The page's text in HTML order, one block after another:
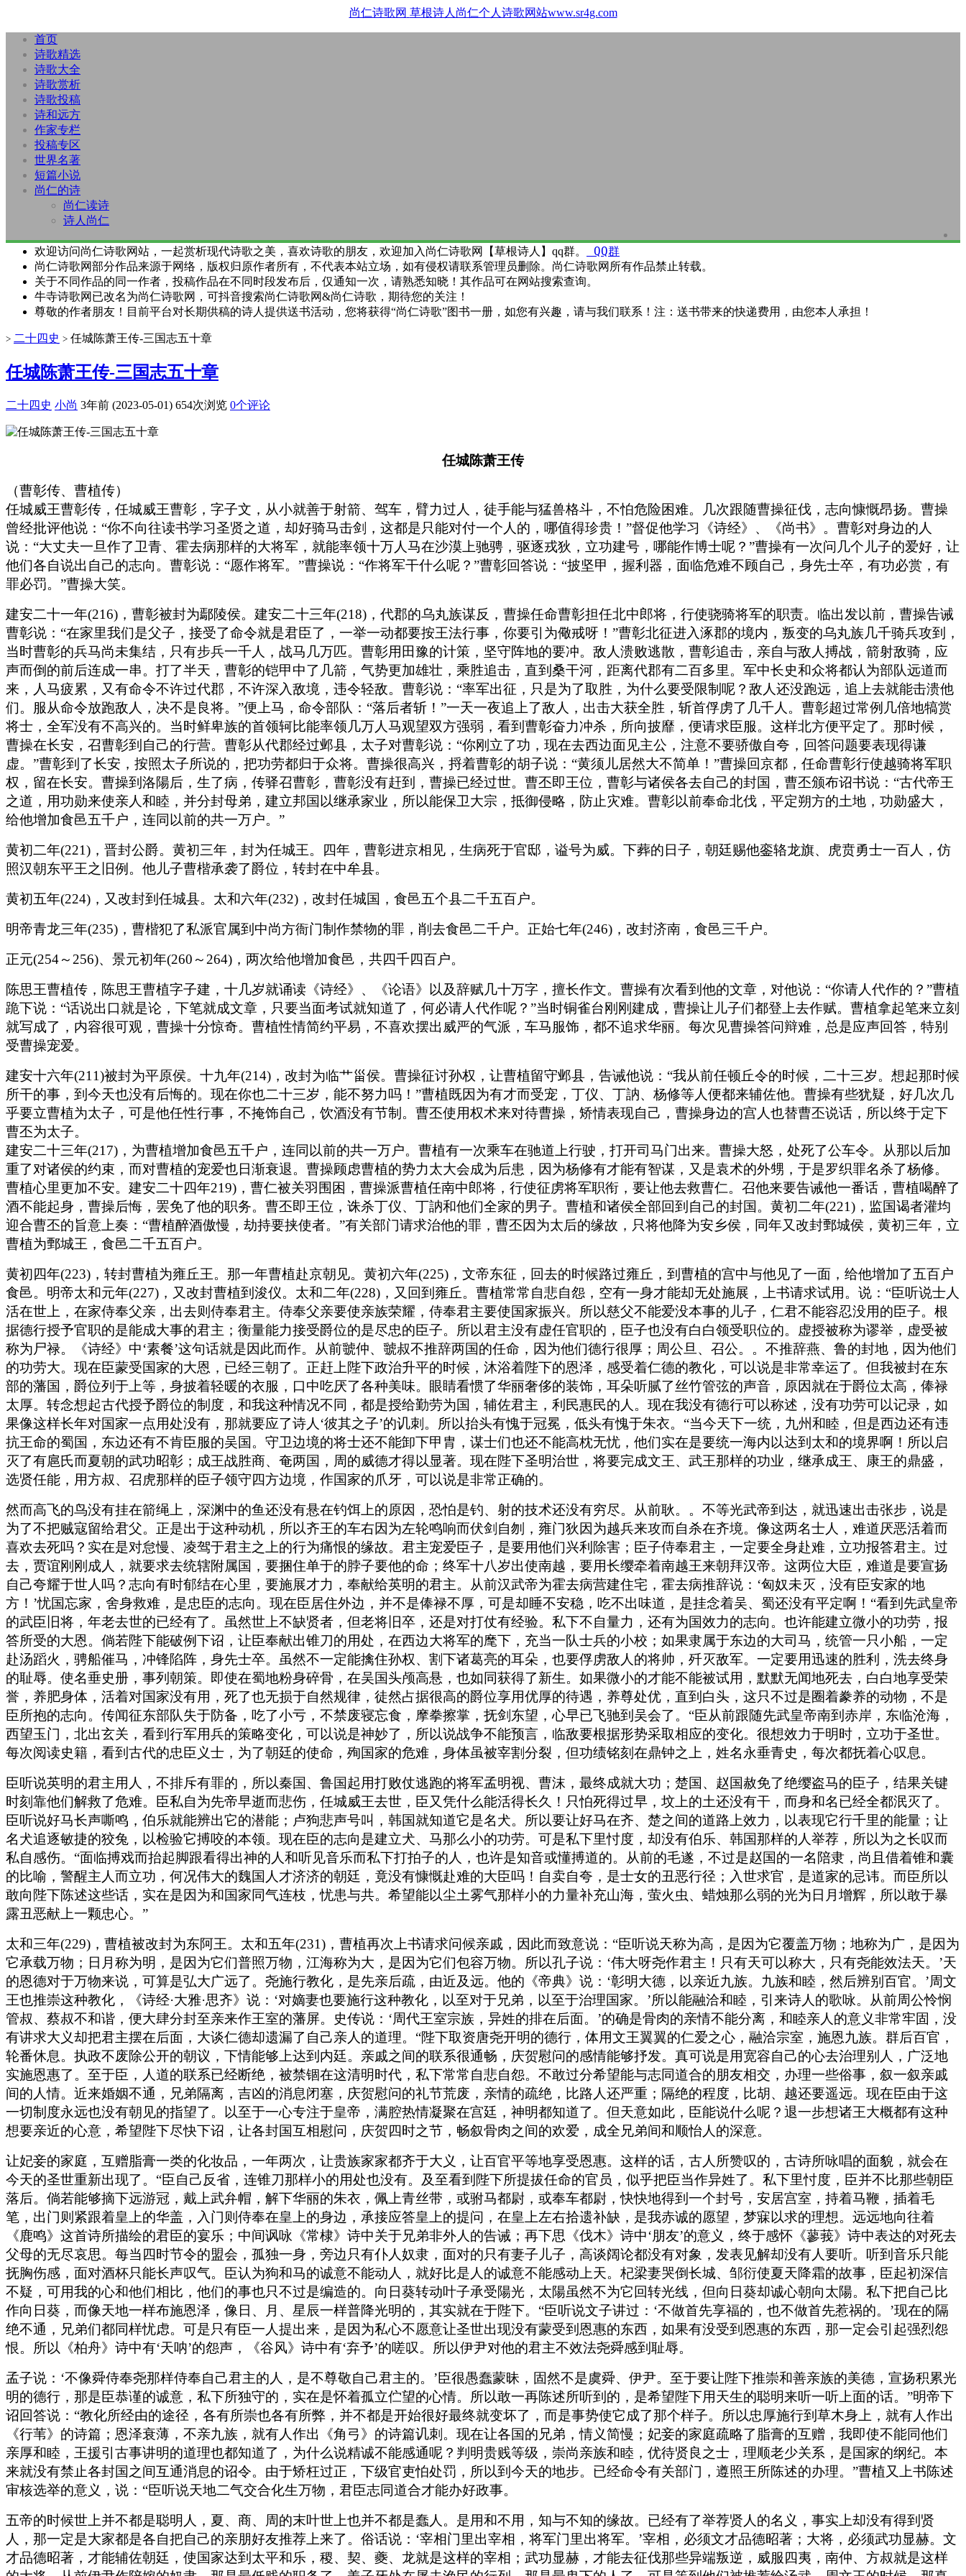
尚仁诗歌网 草根诗人尚仁个人诗歌网站www.sr4g.com
首页
诗歌精选
诗歌大全
诗歌赏析
诗歌投稿
诗和远方
作家专栏
投稿专区
世界名著
短篇小说
尚仁的诗
尚仁读诗
诗人尚仁
欢迎访问尚仁诗歌网站，一起赏析现代诗歌之美，喜欢诗歌的朋友，欢迎加入尚仁诗歌网【草根诗人】qq群。 QQ群
尚仁诗歌网部分作品来源于网络，版权归原作者所有，不代表本站立场，如有侵权请联系管理员删除。尚仁诗歌网所有作品禁止转载。
关于不同作品的同一作者，投稿作品在不同时段发布后，仅通知一次，请熟悉知晓！其作品可在网站搜索查询。
牛寺诗歌网已改名为尚仁诗歌网，可抖音搜索尚仁诗歌网&尚仁诗歌，期待您的关注！
尊敬的作者朋友！目前平台对长期供稿的诗人提供送书活动，您将获得“尚仁诗歌”图书一册，如您有兴趣，请与我们联系！注：送书带来的快递费用，由您本人承担！
> 二十四史 > 任城陈萧王传-三国志五十章
任城陈萧王传-三国志五十章
二十四史 小尚 3年前 (2023-05-01) 654次浏览 0个评论
任城陈萧王传
（曹彰传、曹植传）
任城威王曹彰传，任城威王曹彰，字子文，从小就善于射箭、驾车，臂力过人，徒手能与猛兽格斗，不怕危险困难。几次跟随曹操征伐，志向慷慨昂扬。曹操
曾经批评他说：“你不向往读书学习圣贤之道，却好骑马击剑，这都是只能对付一个人的，哪值得珍贵！”督促他学习《诗经》、《尚书》。曹彰对身边的人
说：“大丈夫一旦作了卫青、霍去病那样的大将军，就能率领十万人马在沙漠上驰骋，驱逐戎狄，立功建号，哪能作博士呢？”曹操有一次问几个儿子的爱好，让
他们各自说出自己的志向。曹彰说：“愿作将军。”曹操说：“作将军干什么呢？”曹彰回答说：“披坚甲，握利器，面临危难不顾自己，身先士卒，有功必赏，有
罪必罚。”曹操大笑。
建安二十一年(216)，曹彰被封为鄢陵侯。建安二十三年(218)，代郡的乌丸族谋反，曹操任命曹彰担任北中郎将，行使骁骑将军的职责。临出发以前，曹操告诫
曹彰说：“在家里我们是父子，接受了命令就是君臣了，一举一动都要按王法行事，你要引为儆戒呀！”曹彰北征进入涿郡的境内，叛变的乌丸族几千骑兵攻到，
当时曹彰的兵马尚未集结，只有步兵一千人，战马几万匹。曹彰用田豫的计策，坚守阵地的要冲。敌人溃败逃散，曹彰追击，亲自与敌人搏战，箭射敌骑，应
声而倒的前后连成一串。打了半天，曹彰的铠甲中了几箭，气势更加雄壮，乘胜追击，直到桑干河，距离代郡有二百多里。军中长史和众将都认为部队远道而
来，人马疲累，又有命令不许过代郡，不许深入敌境，违令轻敌。曹彰说：“率军出征，只是为了取胜，为什么要受限制呢？敌人还没跑远，追上去就能击溃他
们。服从命令放跑敌人，决不是良将。”便上马，命令部队：“落后者斩！”一天一夜追上了敌人，出击大获全胜，斩首俘虏了几千人。曹彰超过常例几倍地犒赏
将士，全军没有不高兴的。当时鲜卑族的首领轲比能率领几万人马观望双方强弱，看到曹彰奋力冲杀，所向披靡，便请求臣服。这样北方便平定了。那时候，
曹操在长安，召曹彰到自己的行营。曹彰从代郡经过邺县，太子对曹彰说：“你刚立了功，现在去西边面见主公，注意不要骄傲自夸，回答问题要表现得谦
虚。”曹彰到了长安，按照太子所说的，把功劳都归于众将。曹操很高兴，捋着曹彰的胡子说：“黄须儿居然大不简单！”曹操回京都，任命曹彰行使越骑将军职
权，留在长安。曹操到洛陽后，生了病，传驿召曹彰，曹彰没有赶到，曹操已经过世。曹丕即王位，曹彰与诸侯各去自己的封国，曹丕颁布诏书说：“古代帝王
之道，用功勋来使亲人和睦，并分封母弟，建立邦国以继承家业，所以能保卫大宗，抵御侵略，防止灾难。曹彰以前奉命北伐，平定朔方的土地，功勋盛大，
给他增加食邑五千户，连同以前的共一万户。”
黄初二年(221)，晋封公爵。黄初三年，封为任城王。四年，曹彰进京相见，生病死于官邸，谥号为威。下葬的日子，朝廷赐他銮辂龙旗、虎贲勇士一百人，仿
照汉朝东平王之旧例。他儿子曹楷承袭了爵位，转封在中牟县。
黄初五年(224)，又改封到任城县。太和六年(232)，改封任城国，食邑五个县二千五百户。
明帝青龙三年(235)，曹楷犯了私派官属到中尚方衙门制作禁物的罪，削去食邑二千户。正始七年(246)，改封济南，食邑三千户。
正元(254～256)、景元初年(260～264)，两次给他增加食邑，共四千四百户。
陈思王曹植传，陈思王曹植字子建，十几岁就诵读《诗经》、《论语》以及辞赋几十万字，擅长作文。曹操有次看到他的文章，对他说：“你请人代作的？”曹植
跪下说：“话说出口就是论，下笔就成文章，只要当面考试就知道了，何必请人代作呢？”当时铜雀台刚刚建成，曹操让儿子们都登上去作赋。曹植拿起笔来立刻
就写成了，内容很可观，曹操十分惊奇。曹植性情简约平易，不喜欢摆出威严的气派，车马服饰，都不追求华丽。每次见曹操答问辩难，总是应声回答，特别
受曹操宠爱。
建安十六年(211)被封为平原侯。十九年(214)，改封为临艹甾侯。曹操征讨孙权，让曹植留守邺县，告诫他说：“我从前任顿丘令的时候，二十三岁。想起那时候
所干的事，到今天也没有后悔的。现在你也二十三岁，能不努力吗！”曹植既因为有才而受宠，丁仪、丁訥、杨修等人便都来辅佐他。曹操有些犹疑，好几次几
乎要立曹植为太子，可是他任性行事，不掩饰自己，饮酒没有节制。曹丕使用权术来对待曹操，矫情表现自己，曹操身边的宫人也替曹丕说话，所以终于定下
曹丕为太子。
建安二十三年(217)，为曹植增加食邑五千户，连同以前的共一万户。曹植有一次乘车在驰道上行驶，打开司马门出来。曹操大怒，处死了公车令。从那以后加
重了对诸侯的约束，而对曹植的宠爱也日渐衰退。曹操顾虑曹植的势力太大会成为后患，因为杨修有才能有智谋，又是袁术的外甥，于是罗织罪名杀了杨修。
曹植心里更加不安。建安二十四年219)，曹仁被关羽围困，曹操派曹植任南中郎将，行使征虏将军职衔，要让他去救曹仁。召他来要告诫他一番话，曹植喝醉了
酒不能起身，曹操后悔，罢免了他的职务。曹丕即王位，诛杀丁仪、丁訥和他们全家的男子。曹植和诸侯全部回到自己的封国。黄初二年(221)，监国谒者灌均
迎合曹丕的旨意上奏：“曹植醉酒傲慢，劫持要挟使者。”有关部门请求治他的罪，曹丕因为太后的缘故，只将他降为安乡侯，同年又改封鄄城侯，黄初三年，立
曹植为鄄城王，食邑二千五百户。
黄初四年(223)，转封曹植为雍丘王。那一年曹植赴京朝见。黄初六年(225)，文帝东征，回去的时候路过雍丘，到曹植的宫中与他见了一面，给他增加了五百户
食邑。明帝太和元年(227)，又改封曹植到浚仪。太和二年(228)，又回到雍丘。曹植常常自悲自怨，空有一身才能却无处施展，上书请求试用。说：“臣听说士人
活在世上，在家侍奉父亲，出去则侍奉君主。侍奉父亲要使亲族荣耀，侍奉君主要使国家振兴。所以慈父不能爱没本事的儿子，仁君不能容忍没用的臣子。根
据德行授予官职的是能成大事的君主；衡量能力接受爵位的是尽忠的臣子。所以君主没有虚任官职的，臣子也没有白白领受职位的。虚授被称为谬举，虚受被
称为尸禄。《诗经》中‘素餐’这句话就是因此而作。从前虢仲、虢叔不推辞两国的任命，因为他们德行很厚；周公旦、召公。。不推辞燕、鲁的封地，因为他们
的功劳大。现在臣蒙受国家的大恩，已经三朝了。正赶上陛下政治升平的时候，沐浴着陛下的恩泽，感受着仁德的教化，可以说是非常幸运了。但我被封在东
部的藩国，爵位列于上等，身披着轻暖的衣服，口中吃厌了各种美味。眼睛看惯了华丽奢侈的装饰，耳朵听腻了丝竹管弦的声音，原因就在于爵位太高，俸禄
太厚。转念想起古代授予爵位的制度，和我这种情况不同，都是授给勤劳为国，辅佐君主，利民惠民的人。现在我没有德行可以称述，没有功劳可以记录，如
果像这样长年对国家一点用处没有，那就要应了诗人‘彼其之子’的讥刺。所以抬头有愧于冠冕，低头有愧于朱衣。“当今天下一统，九州和睦，但是西边还有违
抗王命的蜀国，东边还有不肯臣服的吴国。守卫边境的将士还不能卸下甲胄，谋士们也还不能高枕无忧，他们实在是要统一海内以达到太和的境界啊！所以启
灭了有扈氏而夏朝的武功昭彰；成王战胜商、奄两国，周的威德才得以显著。现在陛下圣明治世，将要完成文王、武王那样的功业，继承成王、康王的鼎盛，
选贤任能，用方叔、召虎那样的臣子领守四方边境，作国家的爪牙，可以说是非常正确的。
然而高飞的鸟没有挂在箭绳上，深渊中的鱼还没有悬在钓饵上的原因，恐怕是钓、射的技术还没有穷尽。从前耿。。不等光武帝到达，就迅速出击张步，说是
为了不把贼寇留给君父。正是出于这种动机，所以齐王的车右因为左轮鸣响而伏剑自刎，雍门狄因为越兵来攻而自杀在齐境。像这两名士人，难道厌恶活着而
喜欢去死吗？实在是对怠慢、凌驾于君主之上的行为痛恨的缘故。君主宠爱臣子，是要用他们兴利除害；臣子侍奉君主，一定要全身赴难，立功报答君主。过
去，贾谊刚刚成人，就要求去统辖附属国，要捆住单于的脖子要他的命；终军十八岁出使南越，要用长缨牵着南越王来朝拜汉帝。这两位大臣，难道是要宣扬
自己夸耀于世人吗？志向有时郁结在心里，要施展才力，奉献给英明的君主。从前汉武帝为霍去病营建住宅，霍去病推辞说：‘匈奴未灭，没有臣安家的地
方！’忧国忘家，舍身救难，是忠臣的志向。现在臣居住外边，并不是俸禄不厚，可是却睡不安稳，吃不出味道，是挂念着吴、蜀还没有平定啊！“看到先武皇帝
的武臣旧将，年老去世的已经有了。虽然世上不缺贤者，但老将旧卒，还是对打仗有经验。私下不自量力，还有为国效力的志向。也许能建立微小的功劳，报
答所受的大恩。倘若陛下能破例下诏，让臣奉献出锥刀的用处，在西边大将军的麾下，充当一队士兵的小校；如果隶属于东边的大司马，统管一只小船，一定
赴汤蹈火，骋船催马，冲锋陷阵，身先士卒。虽然不一定能擒住孙权、割下诸葛亮的耳朵，也要俘虏敌人的将帅，歼灭敌军。一定要用迅速的胜利，洗去终身
的耻辱。使名垂史册，事列朝策。即使在蜀地粉身碎骨，在吴国头颅高悬，也如同获得了新生。如果微小的才能不能被试用，默默无闻地死去，白白地享受荣
誉，养肥身体，活着对国家没有用，死了也无损于自然规律，徒然占据很高的爵位享用优厚的待遇，养尊处优，直到白头，这只不过是圈着豢养的动物，不是
臣所抱的志向。传闻征东部队失于防备，吃了小亏，不禁废寝忘食，摩拳擦掌，抚剑东望，心早已飞驰到吴会了。“臣从前跟随先武皇帝南到赤岸，东临沧海，
西望玉门，北出玄关，看到行军用兵的策略变化，可以说是神妙了，所以说战争不能预言，临敌要根据形势采取相应的变化。很想效力于明时，立功于圣世。
每次阅读史籍，看到古代的忠臣义士，为了朝廷的使命，殉国家的危难，身体虽被宰割分裂，但功绩铭刻在鼎钟之上，姓名永垂青史，每次都抚着心叹息。
臣听说英明的君主用人，不排斥有罪的，所以秦国、鲁国起用打败仗逃跑的将军孟明视、曹沫，最终成就大功；楚国、赵国赦免了绝缨盗马的臣子，结果关键
时刻靠他们解救了危难。臣私自为先帝早逝而悲伤，任城威王去世，臣又凭什么能活得长久！只怕死得过早，坟上的土还没有干，而身和名已经全都泯灭了。
臣听说好马长声嘶鸣，伯乐就能辨出它的潜能；卢狗悲声号叫，韩国就知道它是名犬。所以要让好马在齐、楚之间的道路上效力，以表现它行千里的能量；让
名犬追逐敏捷的狡兔，以检验它搏咬的本领。现在臣的志向是建立犬、马那么小的功劳。可是私下里忖度，却没有伯乐、韩国那样的人举荐，所以为之长叹而
私自感伤。“面临搏戏而抬起脚跟看得出神的人和听见音乐而私下打拍子的人，也许是知音或懂搏道的。从前的毛遂，不过是赵国的一名陪隶，尚且借着锥和囊
的比喻，警醒主人而立功，何况伟大的魏国人才济济的朝廷，竟没有慷慨赴难的大臣吗！自卖自夸，是士女的丑恶行径；入世求官，是道家的忌讳。而臣所以
敢向陛下陈述这些话，实在是因为和国家同气连枝，忧患与共。希望能以尘土雾气那样小的力量补充山海，萤火虫、蜡烛那么弱的光为日月增辉，所以敢于暴
露丑恶献上一颗忠心。”
太和三年(229)，曹植被改封为东阿王。太和五年(231)，曹植再次上书请求问候亲戚，因此而致意说：“臣听说天称为高，是因为它覆盖万物；地称为广，是因为
它承载万物；日月称为明，是因为它们普照万物，江海称为大，是因为它们包容万物。所以孔子说：‘伟大呀尧作君主！只有天可以称大，只有尧能效法天。’天
的恩德对于万物来说，可算是弘大广远了。尧施行教化，是先亲后疏，由近及远。他的《帝典》说：‘彰明大德，以亲近九族。九族和睦，然后辨别百官。’周文
王也推崇这种教化，《诗经·大雅·思齐》说：‘对嫡妻也要施行这种教化，以至对于兄弟，以至于治理国家。’所以能融洽和睦，引来诗人的歌咏。从前周公怜悯
管叔、蔡叔不和谐，便大肆分封至亲来作王室的藩屏。史传说：‘周代王室宗族，异姓的排在后面。’的确是骨肉的亲情不能分离，和睦亲人的意义非常牢固，没
有讲求大义却把君主摆在后面，大谈仁德却遗漏了自己亲人的道理。“陛下取资唐尧开明的德行，体用文王翼翼的仁爱之心，融洽宗室，施恩九族。群后百官，
轮番休息。执政不废除公开的朝议，下情能够上达到内廷。亲戚之间的联系很通畅，庆贺慰问的感情能够抒发。真可说是用宽容自己的心去治理别人，广泛地
实施恩惠了。至于臣，人道的联系已经断绝，被禁锢在这清明时代，私下常常自悲自怨。不敢过分希望能与志同道合的朋友相交，办理一些俗事，叙一叙亲戚
间的人情。近来婚姻不通，兄弟隔离，吉凶的消息闭塞，庆贺慰问的礼节荒废，亲情的疏绝，比路人还严重；隔绝的程度，比胡、越还要遥远。现在臣由于这
一切制度永远也没有朝见的指望了。以至于一心专注于皇帝，满腔热情凝聚在宫廷，神明都知道了。但天意如此，臣能说什么呢？退一步想诸王大概都有这种
想要亲近的心意，希望陛下尽快下诏，让各封国互相慰问，庆贺四时之节，畅叙骨肉之间的欢爱，成全兄弟间和顺怡人的深意。
让妃妾的家庭，互赠脂膏一类的化妆品，一年两次，让贵族家家都齐于大义，让百官平等地享受恩惠。这样的话，古人所赞叹的，古诗所咏唱的面貌，就会在
今天的圣世重新出现了。“臣自己反省，连锥刀那样小的用处也没有。及至看到陛下所提拔任命的官员，似乎把臣当作异姓了。私下里忖度，臣并不比那些朝臣
落后。倘若能够摘下远游冠，戴上武弁帽，解下华丽的朱衣，佩上青丝带，或驸马都尉，或奉车都尉，快快地得到一个封号，安居宫室，持着马鞭，插着毛
笔，出门则紧跟着皇上的华盖，入门则侍奉在皇上的身边，承接应答皇上的提问，在皇上左右拾遗补缺，是我赤诚的愿望，梦寐以求的理想。远远地向往着
《鹿鸣》这首诗所描绘的君臣的宴乐；中间讽咏《常棣》诗中关于兄弟非外人的告诫；再下思《伐木》诗中‘朋友’的意义，终于感怀《蓼莪》诗中表达的对死去
父母的无尽哀思。每当四时节令的盟会，孤独一身，旁边只有仆人奴隶，面对的只有妻子儿子，高谈阔论都没有对象，发表见解却没有人要听。听到音乐只能
抚胸伤感，面对酒杯只能长声叹气。臣认为狗和马的诚意不能动人，就好比是人的诚意不能感动上天。杞梁妻哭倒长城、邹衍使夏天降霜的故事，臣起初深信
不疑，可用我的心和他们相比，他们的事也只不过是编造的。向日葵转动叶子承受陽光，太陽虽然不为它回转光线，但向日葵却诚心朝向太陽。私下把自己比
作向日葵，而像天地一样布施恩泽，像日、月、星辰一样普降光明的，其实就在于陛下。“臣听说文子讲过：‘不做首先享福的，也不做首先惹祸的。’现在的隔
绝不通，兄弟们都同样忧虑。可是只有臣一人提出来，是因为私心不愿意让圣世出现没有蒙受到恩惠的东西，如果有没受到恩惠的东西，那一定会引起强烈怨
恨。所以《柏舟》诗中有‘天呐’的怨声，《谷风》诗中有‘弃予’的嗟叹。所以伊尹对他的君主不效法尧舜感到耻辱。
孟子说：‘不像舜侍奉尧那样侍奉自己君主的人，是不尊敬自己君主的。’臣很愚蠢蒙昧，固然不是虞舜、伊尹。至于要让陛下推崇和善亲族的美德，宣扬积累光
明的德行，那是臣恭谨的诚意，私下所独守的，实在是怀着孤立伫望的心情。所以敢一再陈述所听到的，是希望陛下用天生的聪明来听一听上面的话。”明帝下
诏回答说：“教化所经由的途径，各有所崇也各有所弊，并不都是开始很好最终就变坏了，而是事势使它成了那个样子。所以忠厚施行到草木身上，就有人作出
《行苇》的诗篇；恩泽衰薄，不亲九族，就有人作出《角弓》的诗篇讥刺。现在让各国的兄弟，情义简慢；妃妾的家庭疏略了脂膏的互赠，我即使不能同他们
亲厚和睦，王援引古事讲明的道理也都知道了，为什么说精诚不能感通呢？判明贵贱等级，崇尚亲族和睦，优待贤良之士，理顺老少关系，是国家的纲纪。本
来就没有禁止各封国之间互通消息的诏令。由于矫枉过正，下级官吏怕处罚，所以到今天的地步。已经命令有关部门，遵照王所陈述的办理。”曹植又上书陈述
审核选举的意义，说：“臣听说天地二气交合化生万物，君臣志同道合才能办好政事。
五帝的时候世上并不都是聪明人，夏、商、周的末叶世上也并不都是蠢人。是用和不用，知与不知的缘故。已经有了举荐贤人的名义，事实上却没有得到贤
人，那一定是大家都是各自把自己的亲朋好友推荐上来了。俗话说：‘宰相门里出宰相，将军门里出将军。’宰相，必须文才品德昭著；大将，必须武功显赫。文
才品德昭著，才能辅佐朝廷，使国家达到太平和乐，稷、契、夔、龙就是这样的宰相；武功显赫，才能去征伐那些异端叛逆，威服四夷，南仲、方叔就是这样